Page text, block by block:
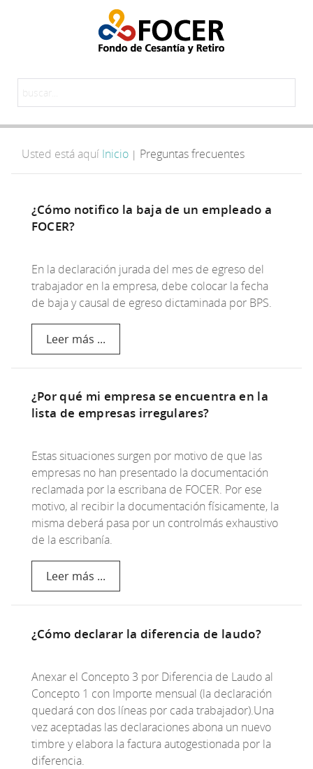
Usted está aquí Inicio | Preguntas frecuentes
¿Cómo notifico la baja de un empleado a
FOCER?
En la declaración jurada del mes de egreso del
trabajador en la empresa, debe colocar la fecha
de baja y causal de egreso dictaminada por BPS.
Leer más ...
¿Por qué mi empresa se encuentra en la
lista de empresas irregulares?
Estas situaciones surgen por motivo de que las
empresas no han presentado la documentación
reclamada por la escribana de FOCER. Por ese
motivo, al recibir la documentación físicamente, la
misma deberá pasa por un controlmás exhaustivo
de la escribanía.
Leer más ...
¿Cómo declarar la diferencia de laudo?
Anexar el Concepto 3 por Diferencia de Laudo al
Concepto 1 con Importe mensual (la declaración
quedará con dos líneas por cada trabajador).Una
vez aceptadas las declaraciones abona un nuevo
timbre y elabora la factura autogestionada por la
diferencia.